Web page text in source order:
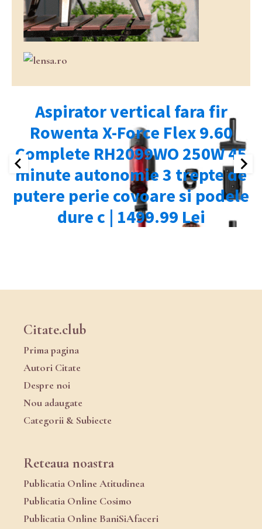
Citate.club
Prima pagina
Autori Citate
Despre noi
Nou adaugate
Categorii & Subiecte
Reteaua noastra
Publicatia Online Atitudinea
Publicatia Online Cosimo
Publicatia Online BaniSiAfaceri